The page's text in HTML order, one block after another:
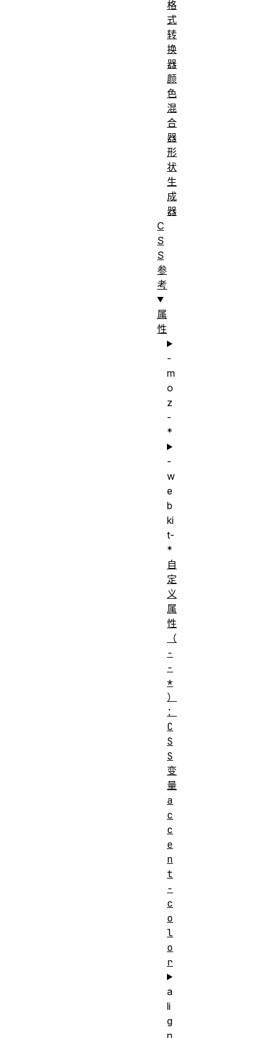
格
式
转
换
器
颜
色
混
合
器
形
状
生
成
器
C
S
S
参
考
属
性
-
m
o
z
-
*
-
w
e
b
ki
t-
*
自
定
义
属
性
（
-
-
*
）
：
C
S
S
变
量
a
c
c
e
n
t
-
c
o
l
o
r
a
li
g
n